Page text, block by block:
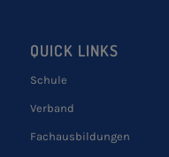
QUICK LINKS
Schule
Verband
Fachausbildungen